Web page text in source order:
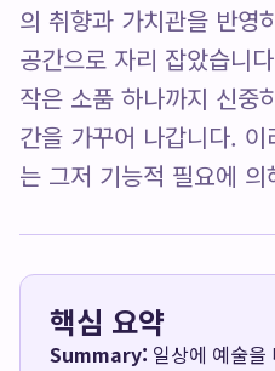
의 취향과 가치관을 반영
공간으로 자리 잡았습니
작은 소품 하나까지 신중
간을 가꾸어 나갑니다.
는 그저 기능적 필요에
핵심 요약
Summary: 일상에 예술